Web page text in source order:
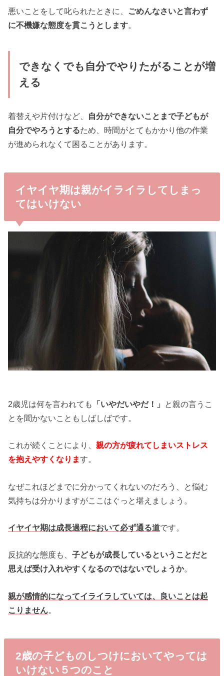
悪いことをして叱られたときに、 ごめんなさいと言わず
に不機嫌な態度を貫こうとします。
できなくでも自分でやりたがることが増
える
着替えや片付けなど、 自分ができないことまで子どもが
自分でやろうとするため、時間がとてもかかり他の作業
が進められなくて困ることがあります。
イヤイヤ期は親がイライラしてしまっ
てはいけない
2歳児は何を言われても 「いやだいやだ！」 と親の言うこ
とを聞かないこともしばしばです。
これが続くことにより、親の方が疲れてしまいストレス
を抱えやすくなります。
なぜこれほどまでに分かってくれないのだろう、と悩む
気持ちは分かりますがここはぐっと堪えましょう。
イヤイヤ期は成長過程において必ず通る道です。
反抗的な態度も、子どもが成長しているということだと
思えば受け入れやすくなるのではないでしょうか。
親が感情的になってイライラしていては、良いことは起
こりません。
2歳の子どものしつけにおいてやっては
いけない５つのこと